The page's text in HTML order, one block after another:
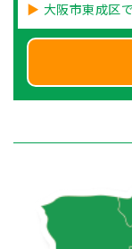
大阪市東成区